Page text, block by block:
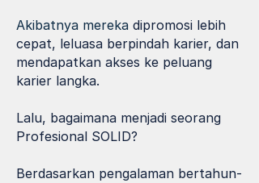
Akibatnya mereka dipromosi lebih
cepat, leluasa berpindah karier, dan
mendapatkan akses ke peluang
karier langka.
Lalu, bagaimana menjadi seorang
Profesional SOLID?
Berdasarkan pengalaman bertahun-